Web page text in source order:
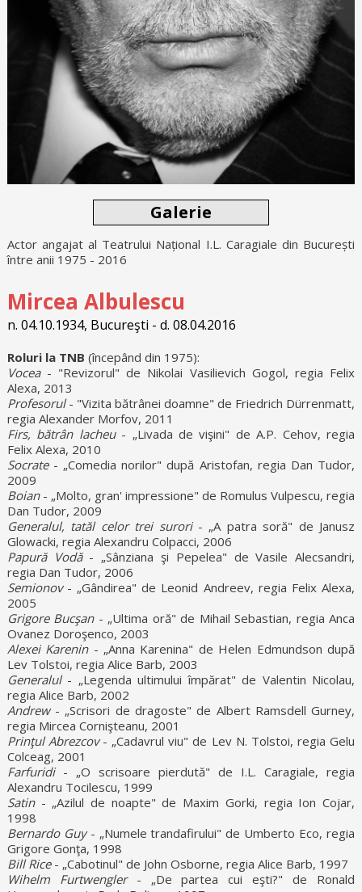
Galerie
Actor angajat al Teatrului Național I.L. Caragiale din București
între anii 1975 - 2016
Mircea Albulescu
n. 04.10.1934, Bucureşti - d. 08.04.2016
Roluri la TNB (începând din 1975):
Vocea- "Revizorul" de Nikolai Vasilievich Gogol, regia Felix
Alexa, 2013
Profesorul- "Vizita bătrânei doamne" de Friedrich Dürrenmatt,
regia Alexander Morfov, 2011
Firs, bătrân lacheu- „Livada de vişini" de A.P. Cehov, regia
Felix Alexa, 2010
Socrate- „Comedia norilor" după Aristofan, regia Dan Tudor,
2009
Boian- „Molto, gran' impressione" de Romulus Vulpescu, regia
Dan Tudor, 2009
Generalul, tatăl celor trei surori- „A patra soră" de Janusz
Glowacki, regia Alexandru Colpacci, 2006
Papură Vodă- „Sânziana şi Pepelea" de Vasile Alecsandri,
regia Dan Tudor, 2006
Semionov- „Gândirea" de Leonid Andreev, regia Felix Alexa,
2005
Grigore Bucşan- „Ultima oră" de Mihail Sebastian, regia Anca
Ovanez Doroşenco, 2003
Alexei Karenin- „Anna Karenina" de Helen Edmundson după
Lev Tolstoi, regia Alice Barb, 2003
Generalul- „Legenda ultimului împărat" de Valentin Nicolau,
regia Alice Barb, 2002
Andrew- „Scrisori de dragoste" de Albert Ramsdell Gurney,
regia Mircea Cornişteanu, 2001
Prinţul Abrezcov- „Cadavrul viu" de Lev N. Tolstoi, regia Gelu
Colceag, 2001
Farfuridi- „O scrisoare pierdută" de I.L. Caragiale, regia
Alexandru Tocilescu, 1999
Satin- „Azilul de noapte" de Maxim Gorki, regia Ion Cojar,
1998
Bernardo Guy- „Numele trandafirului" de Umberto Eco, regia
Grigore Gonţa, 1998
Bill Rice- „Cabotinul" de John Osborne, regia Alice Barb, 1997
Wihelm Furtwengler- „De partea cui eşti?" de Ronald